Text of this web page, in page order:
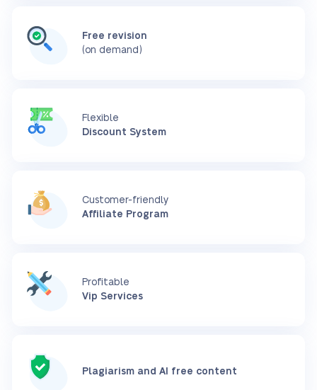
Free revision
(on demand)
Flexible
Discount System
Customer-friendly
Affiliate Program
Profitable
Vip Services
Plagiarism and AI free content